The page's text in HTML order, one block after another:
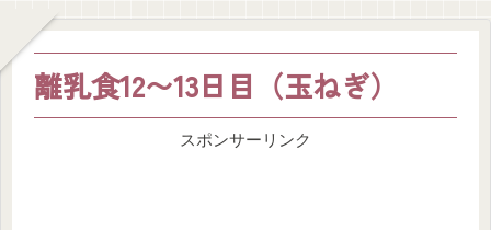
離乳食12〜13日目（玉ねぎ）
スポンサーリンク